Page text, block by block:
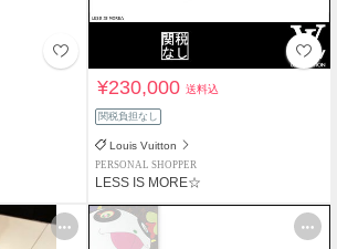
¥230,000送料込
関税負担なし
Louis Vuitton
PERSONAL SHOPPER
LESS IS MORE☆